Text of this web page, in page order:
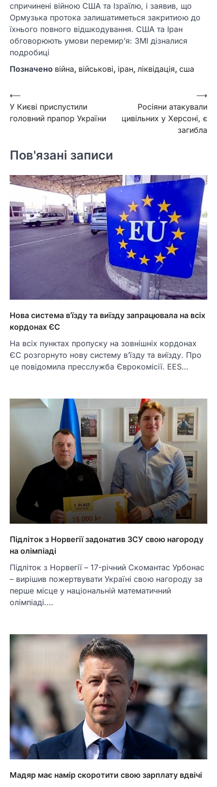
спричинені війною США та Ізраїлю, і заявив, що
Ормузька протока залишатиметься закритиою до
їхнього повного відшкодування. США та Іран
обговорюють умови перемир’я: ЗМІ дізналися
подробиці
Позначено війна, військові, іран, ліквідація, сша
Навігація
записів
⟵
У Києві приспустили
головний прапор України
Росіяни атакували
цивільних у Херсоні, є
загибла
⟶
Пов'язані записи
Нова система в’їзду та виїзду запрацювала на всіх
кордонах ЄС
На всіх пунктах пропуску на зовнішніх кордонах
ЄС розгорнуто нову систему в’їзду та виїзду. Про
це повідомила пресслужба Єврокомісії. EES…
Підліток з Норвегії задонатив ЗСУ свою нагороду
на олімпіаді
Підліток з Норвегії – 17-річний Скомантас Урбонас
– вирішив пожертвувати Україні свою нагороду за
перше місце у національній математичний
олімпіаді.…
Мадяр має намір скоротити свою зарплату вдвічі